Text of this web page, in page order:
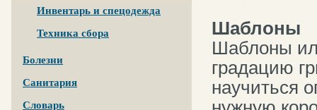
Инвентарь и спецодежда
Техника сбора
Болезни
Санитария
Словарь
Шаблоны
Шаблоны
градацию
научиться